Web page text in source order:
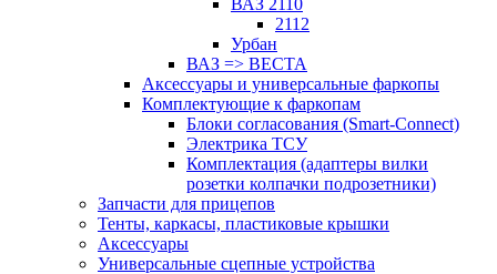
ВАЗ 2110
2112
Урбан
ВАЗ => ВЕСТА
Аксессуары и универсальные фаркопы
Комплектующие к фаркопам
Блоки согласования (Smart-Connect)
Электрика ТСУ
Комплектация (адаптеры вилки
розетки колпачки подрозетники)
Запчасти для прицепов
Тенты, каркасы, пластиковые крышки
Аксессуары
Универсальные сцепные устройства